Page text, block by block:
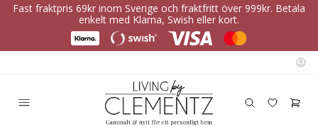
Fast fraktpris 69kr inom Sverige och fraktfritt över 999kr. Betala
enkelt med Klarna, Swish eller kort.